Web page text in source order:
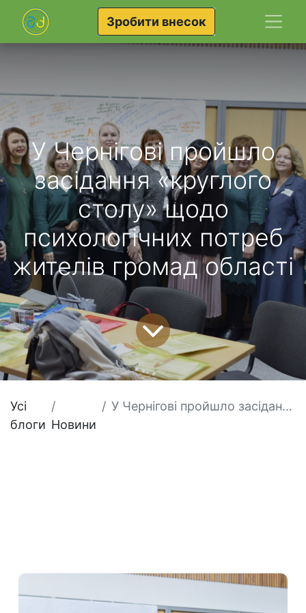
Зробити внесок
У Чернігові пройшло
засідання «круглого
столу» щодо
психологічних потреб
жителів громад області
Усі
блоги Новини
У Чернігові пройшло засідання «круглого столу» щодо психологічних потреб жителів громад області